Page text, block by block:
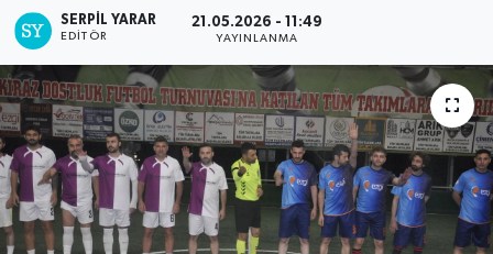
SERPİL YARAR
EDITÖR
21.05.2026 - 11:49
YAYINLANMA
Haber Arşivi